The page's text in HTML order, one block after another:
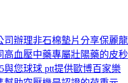
辦理非石棉墊片分享保麗
血壓中藥專屬壯陽藥的皮秒
您球球 ptt提供歐博百家樂